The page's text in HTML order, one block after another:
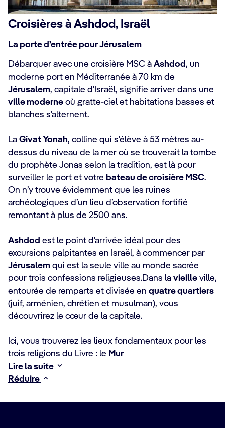
Croisières à Ashdod, Israël
La porte d’entrée pour Jérusalem
Débarquer avec une croisière MSC à Ashdod, un
moderne port en Méditerranée à 70 km de
Jérusalem, capitale d’Israël, signifie arriver dans une
ville moderne où gratte-ciel et habitations basses et
blanches s’alternent.
La Givat Yonah, colline qui s’élève à 53 mètres au-
dessus du niveau de la mer où se trouverait la tombe
du prophète Jonas selon la tradition, est là pour
surveiller le port et votre bateau de croisière MSC.
On n’y trouve évidemment que les ruines
archéologiques d’un lieu d’observation fortifié
remontant à plus de 2500 ans.
Ashdod est le point d’arrivée idéal pour des
excursions palpitantes en Israël, à commencer par
Jérusalem qui est la seule ville au monde sacrée
pour trois confessions religieuses.Dans la vieille ville,
entourée de remparts et divisée en quatre quartiers
(juif, arménien, chrétien et musulman), vous
découvrirez le cœur de la capitale.
Ici, vous trouverez les lieux fondamentaux pour les
trois religions du Livre : le Mur
Lire la suite
Réduire